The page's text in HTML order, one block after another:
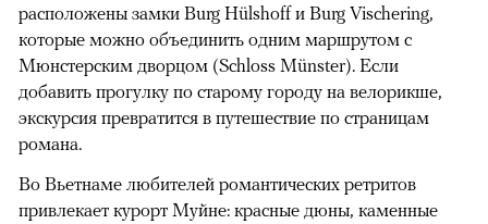
расположены замки Burg Hülshoff и Burg Vischering,
которые можно объединить одним маршрутом с
Мюнстерским дворцом (Schloss Münster). Если
добавить прогулку по старому городу на велорикше,
экскурсия превратится в путешествие по страницам
романа.
Во Вьетнаме любителей романтических ретритов
привлекает курорт Муйне: красные дюны, каменные